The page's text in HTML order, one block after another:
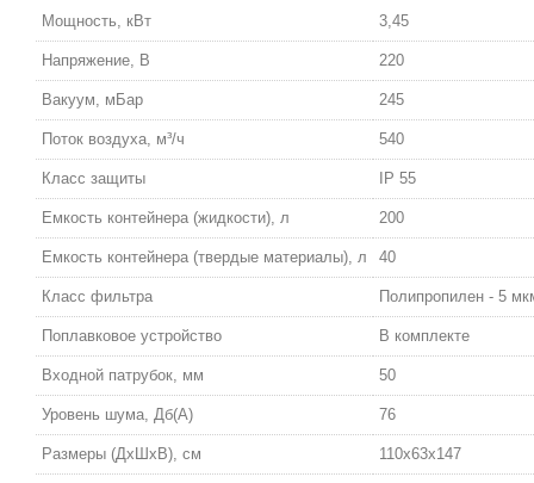
Мощность, кВт 3,45
Напряжение, В 220
Вакуум, мБар 245
Поток воздуха, м³/ч 540
Класс защиты IP 55
Емкость контейнера (жидкости), л 200
Емкость контейнера (твердые материалы), л 40
Класс фильтра Полипропилен - 5
Поплавковое устройство В комплекте
Входной патрубок, мм 50
Уровень шума, Дб(А) 76
Размеры (ДxШxВ), см 110x63x147